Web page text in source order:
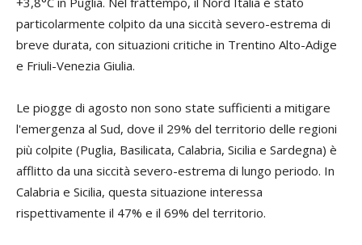
particolarmente colpito da una siccità severo-estrema di
breve durata, con situazioni critiche in Trentino Alto-Adige
e Friuli-Venezia Giulia.
Le piogge di agosto non sono state sufficienti a mitigare
l'emergenza al Sud, dove il 29% del territorio delle regioni
più colpite (Puglia, Basilicata, Calabria, Sicilia e Sardegna) è
afflitto da una siccità severo-estrema di lungo periodo. In
Calabria e Sicilia, questa situazione interessa
rispettivamente il 47% e il 69% del territorio.